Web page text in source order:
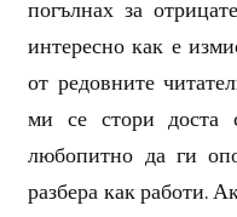
погълнах за
интересно как е
от редовните
ми се стори доста
любопитно да ги
разбера как работи.